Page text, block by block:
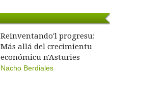
Reinventando'l progresu:
Más allá del crecimientu
económicu n'Asturies
Nacho Berdiales